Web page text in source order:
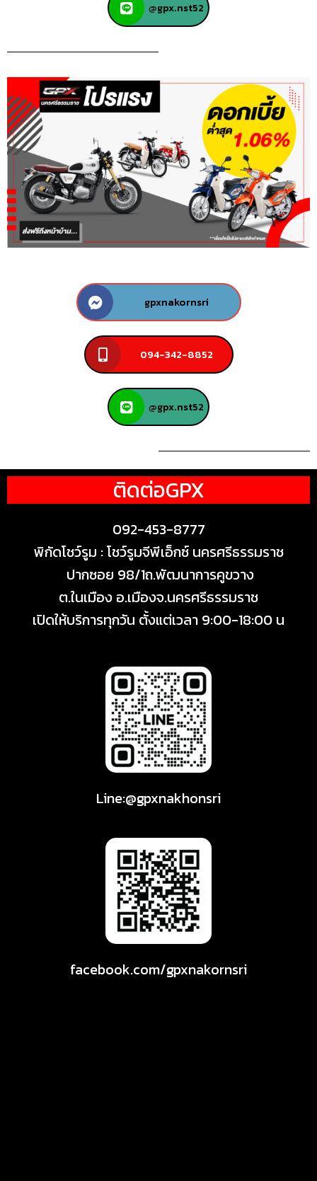
@gpx.nst52
gpxnakornsri
094-342-8852
@gpx.nst52
ติดต่อGPX
092-453-8777
พิกัดโชว์รูม : โชว์รูมจีพีเอ็กซ์ นครศรีธรรมราช
ปากซอย 98/1ถ.พัฒนาการคูขวาง
ต.ในเมือง อ.เมืองจ.นครศรีธรรมราช
เปิดให้บริการทุกวัน ตั้งแต่เวลา 9:00-18:00 น
Line:@gpxnakhonsri
facebook.com/gpxnakornsri